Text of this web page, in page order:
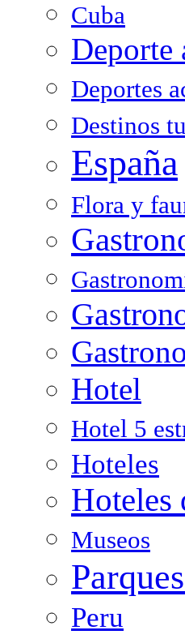
Cuba
Deporte
Deportes
Destinos
España
Flora y
Hotel
Hotel 5
Hoteles
Hoteles
Museos
Peru